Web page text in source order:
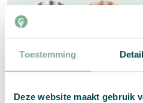
Toestemming
Deze website maakt gebruik